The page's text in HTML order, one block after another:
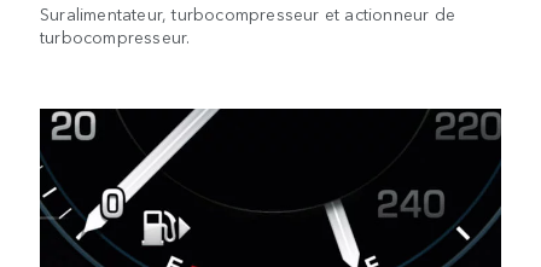
Suralimentateur, turbocompresseur et actionneur de
turbocompresseur.